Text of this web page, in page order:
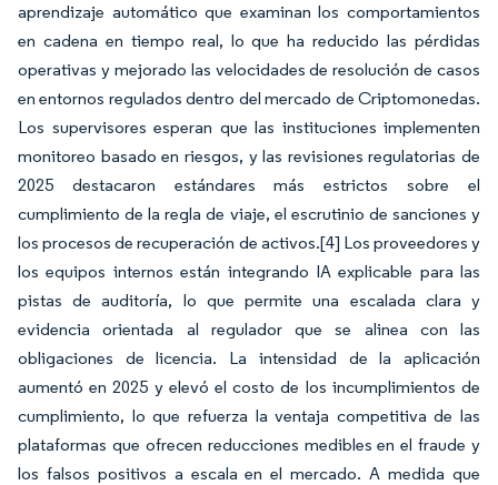
aprendizaje automático que examinan los comportamientos
en cadena en tiempo real, lo que ha reducido las pérdidas
operativas y mejorado las velocidades de resolución de casos
en entornos regulados dentro del mercado de Criptomonedas.
Los supervisores esperan que las instituciones implementen
monitoreo basado en riesgos, y las revisiones regulatorias de
2025 destacaron estándares más estrictos sobre el
cumplimiento de la regla de viaje, el escrutinio de sanciones y
los procesos de recuperación de activos.[4] Los proveedores y
los equipos internos están integrando IA explicable para las
pistas de auditoría, lo que permite una escalada clara y
evidencia orientada al regulador que se alinea con las
obligaciones de licencia. La intensidad de la aplicación
aumentó en 2025 y elevó el costo de los incumplimientos de
cumplimiento, lo que refuerza la ventaja competitiva de las
plataformas que ofrecen reducciones medibles en el fraude y
los falsos positivos a escala en el mercado. A medida que